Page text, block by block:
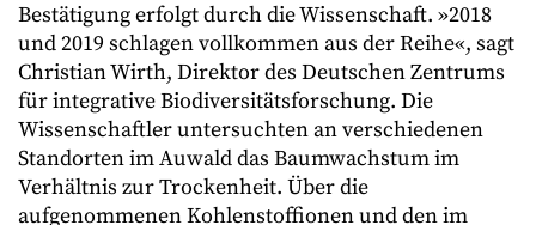
Bestätigung erfolgt durch die Wissenschaft. »2018
und 2019 schlagen vollkommen aus der Reihe«, sagt
Christian Wirth, Direktor des Deutschen Zentrums
für integrative Biodiversitätsforschung. Die
Wissenschaftler untersuchten an verschiedenen
Standorten im Auwald das Baumwachstum im
Verhältnis zur Trockenheit. Über die
aufgenommenen Kohlenstoffionen und den im